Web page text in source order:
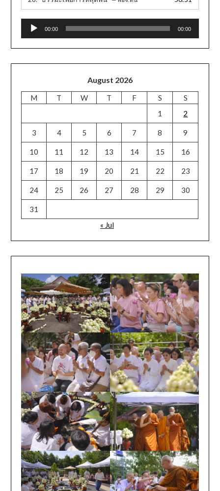
Audio
00:00 00:00
August 2026
M T W T F S
S
1
2
3 4 5 6 7 8 9
10 11 12 13 14 15 16
17 18 19 20 21 22 23
24 25 26 27 28 29 30
31
« Jul